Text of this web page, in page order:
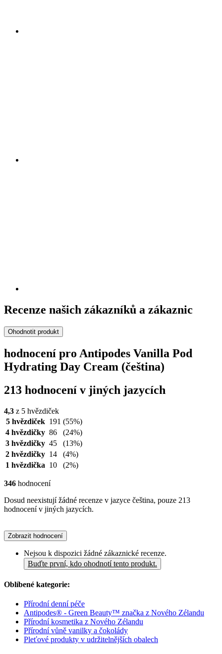
Recenze našich zákazníků a zákaznic
Ohodnotit produkt
hodnocení pro Antipodes Vanilla Pod
Hydrating Day Cream (čeština)
213 hodnocení v jiných jazycích
4,3 z 5 hvězdiček
5 hvězdiček 191 (55%)
4 hvězdičky 86
(24%)
3 hvězdičky 45
(13%)
2 hvězdičky 14
(4%)
1 hvězdička 10 (2%)
346 hodnocení
Dosud neexistují žádné recenze v jazyce čeština, pouze 213
hodnocení v jiných jazycích.
Zobrazit hodnocení
Nejsou k dispozici žádné zákaznické recenze.
Buďte první, kdo ohodnotí tento produkt.
Oblíbené kategorie:
Přírodní denní péče
Antipodes® - Green Beauty™ značka z Nového Zélandu
Přírodní kosmetika z Nového Zélandu
Přírodní vůně vanilky a čokolády
Pleťové produkty v udržitelnějších obalech